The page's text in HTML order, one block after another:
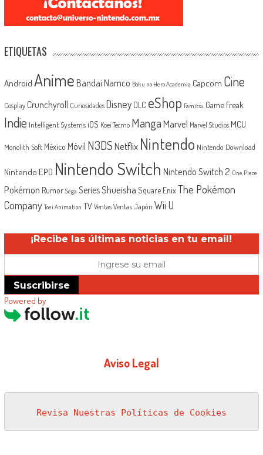
ETIQUETAS
Android Anime Bandai Namco Boku no Hero Academia Capcom Cine
Cosplay Crunchyroll Curiosidades Disney DLC eShop Famitsu Game Freak
Indie Intelligent Systems iOS Koei Tecmo MangaMarvel Marvel Studios MCU
Monolith Soft México Móvil N3DSNetflix Nintendo Nintendo Download
Nintendo EPD Nintendo Switch Nintendo Switch 2 One Piece
Pokémon Rumor Sega SeriesShueisha Square EnixThe Pokémon
Company Toei Animation TV Ventas Ventas Japón Wii U
¡Recibe las últimas noticias en tu email!
Suscribirse
Powered by
Aviso Legal
Revisa Nuestras Políticas de Cookies